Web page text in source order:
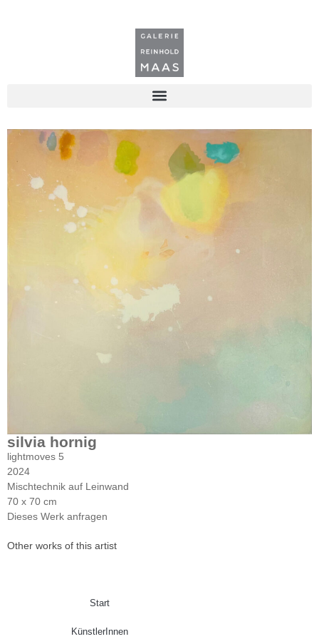
silvia hornig
lightmoves 5
2024
Mischtechnik auf Leinwand
70 x 70 cm
Dieses Werk anfragen
Other works of this artist
Start
KünstlerInnen